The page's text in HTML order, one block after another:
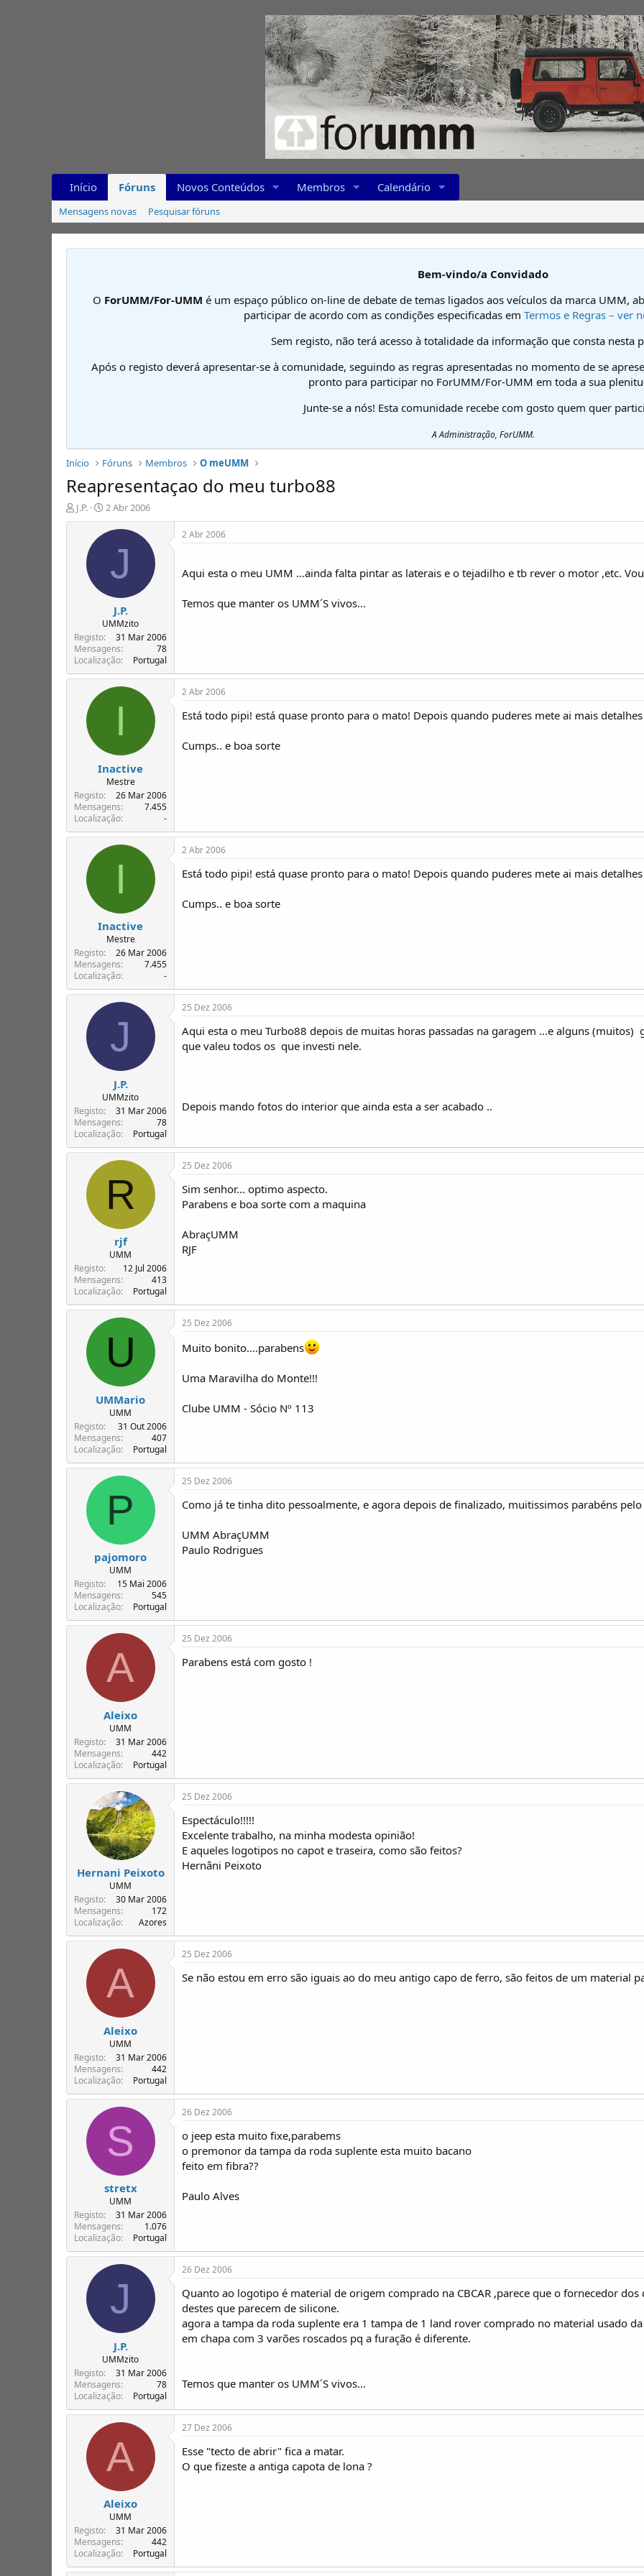
Início Fóruns Novos Conteúdos Membros Calendário
Mensagens novas Pesquisar fóruns
Bem-vindo/a Convidado
O ForUMM/For-UMM é um espaço público on-line de debate de temas ligados aos veículos da marca UMM,
participar de acordo com as condições especificadas em Termos e Regras – ver
Sem registo, não terá acesso à totalidade da informação que consta nesta
Após o registo deverá apresentar-se à comunidade, seguindo as regras apresentadas no momento de se
pronto para participar no ForUMM/For-UMM em toda a sua
Junte-se a nós! Esta comunidade recebe com gosto quem quer
A Administração, ForUMM.
Início Fóruns Membros O meUMM
Reapresentaçao do meu turbo88
I
n
e
T
ó
p
J.P.
D
a
t
n
c
i
o
2 Abr 2006
J
J.P.
UMMzito
Registo
31 Mar 2006
Mensagens
78
Localização
Portugal
2 Abr 2006
Aqui esta o meu UMM ...ainda falta pintar as laterais e o tejadilho e tb rever o motor ,etc.
Temos que manter os UMM´S vivos...
I
Inactive
Mestre
Registo
26 Mar 2006
Mensagens
7.455
Localização
-
2 Abr 2006
Está todo pipi! está quase pronto para o mato! Depois quando puderes mete ai mais
Cumps.. e boa sorte
I
Inactive
Mestre
Registo
26 Mar 2006
Mensagens
7.455
Localização
-
2 Abr 2006
Está todo pipi! está quase pronto para o mato! Depois quando puderes mete ai mais
Cumps.. e boa sorte
J
J.P.
UMMzito
Registo
31 Mar 2006
Mensagens
78
Localização
Portugal
25 Dez 2006
Aqui esta o meu Turbo88 depois de muitas horas passadas na garagem ...e alguns (muitos)
que valeu todos os  que investi nele.
Depois mando fotos do interior que ainda esta a ser acabado ..
R
rjf
UMM
Registo
12 Jul 2006
Mensagens
413
Localização
Portugal
25 Dez 2006
Sim senhor... optimo aspecto.
Parabens e boa sorte com a maquina
AbraçUMM
RJF
U
UMMario
UMM
Registo
31 Out 2006
Mensagens
407
Localização
Portugal
25 Dez 2006
Muito bonito....parabens
Uma Maravilha do Monte!!!
Clube UMM - Sócio Nº 113
P
pajomoro
UMM
Registo
15 Mai 2006
Mensagens
545
Localização
Portugal
25 Dez 2006
Como já te tinha dito pessoalmente, e agora depois de finalizado, muitissimos parabéns
UMM AbraçUMM
Paulo Rodrigues
A
Aleixo
UMM
Registo
31 Mar 2006
Mensagens
442
Localização
Portugal
25 Dez 2006
Parabens está com gosto !
Hernani Peixoto
UMM
Registo
30 Mar 2006
Mensagens
172
Localização
Azores
25 Dez 2006
Espectáculo!!!!!
Excelente trabalho, na minha modesta opinião!
E aqueles logotipos no capot e traseira, como são feitos?
Hernâni Peixoto
A
Aleixo
UMM
Registo
31 Mar 2006
Mensagens
442
Localização
Portugal
25 Dez 2006
Se não estou em erro são iguais ao do meu antigo capo de ferro, são feitos de um material
S
stretx
UMM
Registo
31 Mar 2006
Mensagens
1.076
Localização
Portugal
26 Dez 2006
o jeep esta muito fixe,parabems
o premonor da tampa da roda suplente esta muito bacano
feito em fibra??
Paulo Alves
J
J.P.
UMMzito
Registo
31 Mar 2006
Mensagens
78
Localização
Portugal
26 Dez 2006
Quanto ao logotipo é material de origem comprado na CBCAR ,parece que o fornecedor
destes que parecem de silicone.
agora a tampa da roda suplente era 1 tampa de 1 land rover comprado no material usado
em chapa com 3 varões roscados pq a furação é diferente.
Temos que manter os UMM´S vivos...
A
Aleixo
UMM
Registo
31 Mar 2006
Mensagens
442
Localização
Portugal
27 Dez 2006
Esse "tecto de abrir" fica a matar.
O que fizeste a antiga capota de lona ?